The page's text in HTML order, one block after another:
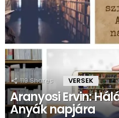
119 Shares VERSEK
Aranyosi Ervin:
Anyák napjára